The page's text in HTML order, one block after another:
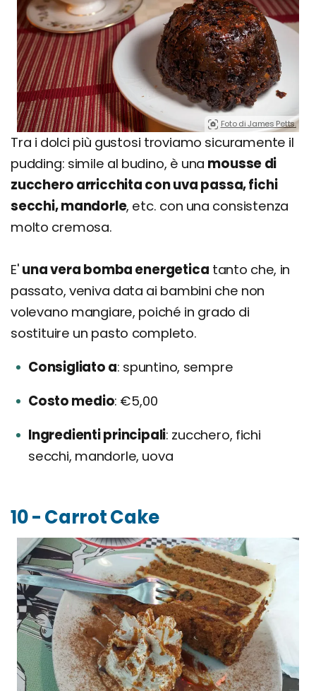
Foto di James Petts.
Tra i dolci più gustosi troviamo sicuramente il
pudding: simile al budino, è una mousse di
zucchero arricchita con uva passa, fichi
secchi, mandorle, etc. con una consistenza
molto cremosa.
E' una vera bomba energetica tanto che, in
passato, veniva data ai bambini che non
volevano mangiare, poiché in grado di
sostituire un pasto completo.
Consigliato a spuntino, sempre
Costo medio €5,00
Ingredienti principali zucchero, fichi
secchi, mandorle, uova
10 - Carrot Cake